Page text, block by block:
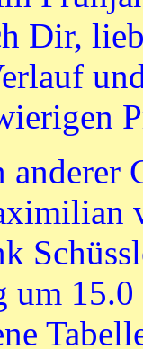
Dir,
anderer
um